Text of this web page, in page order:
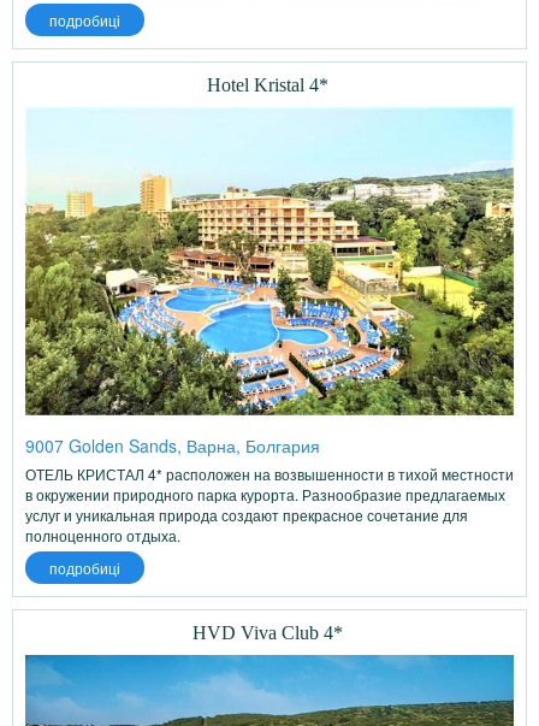
подробиці
Hotel Kristal 4*
9007 Golden Sands, Варна, Болгария
ОТЕЛЬ КРИСТАЛ 4* расположен на возвышенности в тихой местности
в окружении природного парка курорта. Разнообразие предлагаемых
услуг и уникальная природа создают прекрасное сочетание для
полноценного отдыха.
подробиці
HVD Viva Club 4*